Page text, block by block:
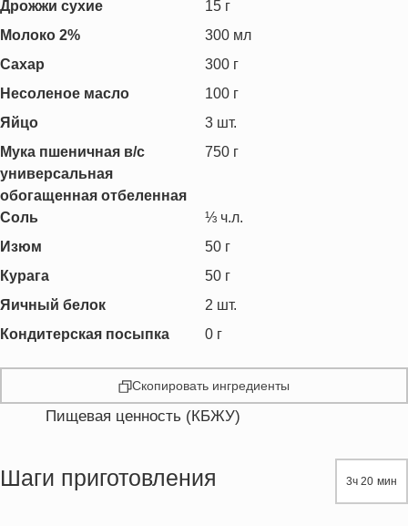
Дрожжи сухие 15 г
Молоко 2%
300 мл
Сахар
300 г
Несоленое масло
100 г
Яйцо
3 шт.
Мука пшеничная в/с
универсальная
обогащенная отбеленная
750 г
Соль ⅓ ч.л.
Изюм
50 г
Курага
50 г
Яичный белок
2 шт.
Кондитерская посыпка
0 г
Скопировать ингредиенты
Пищевая ценность (КБЖУ)
Жиры
Шаги приготовления 3ч 20 мин